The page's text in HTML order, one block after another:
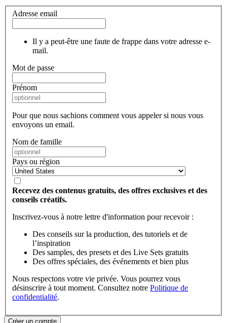
Adresse email
Il y a peut-être une faute de frappe dans votre adresse e-
mail.
Mot de passe
Prénom
Pour que nous sachions comment vous appeler si nous vous
envoyons un email.
Nom de famille
Pays ou région
Recevez des contenus gratuits, des offres exclusives et des
conseils créatifs.
Inscrivez-vous à notre lettre d'information pour recevoir :
Des conseils sur la production, des tutoriels et de
l’inspiration
Des samples, des presets et des Live Sets gratuits
Des offres spéciales, des événements et bien plus
Nous respectons votre vie privée. Vous pourrez vous
désinscrire à tout moment. Consultez notre Politique de
confidentialité.